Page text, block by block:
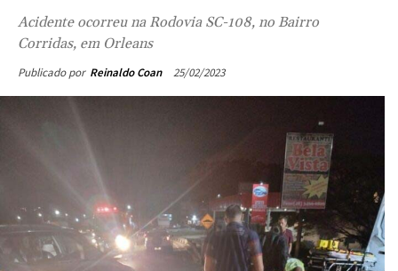
Acidente ocorreu na Rodovia SC-108, no Bairro
Corridas, em Orleans
Publicado por Reinaldo Coan 25/02/2023